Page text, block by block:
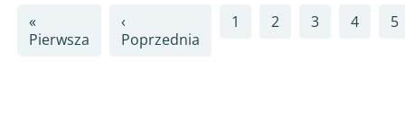
«
Pierwsza Pierwsza strona
‹
Poprzednia
1 2 3 4 5